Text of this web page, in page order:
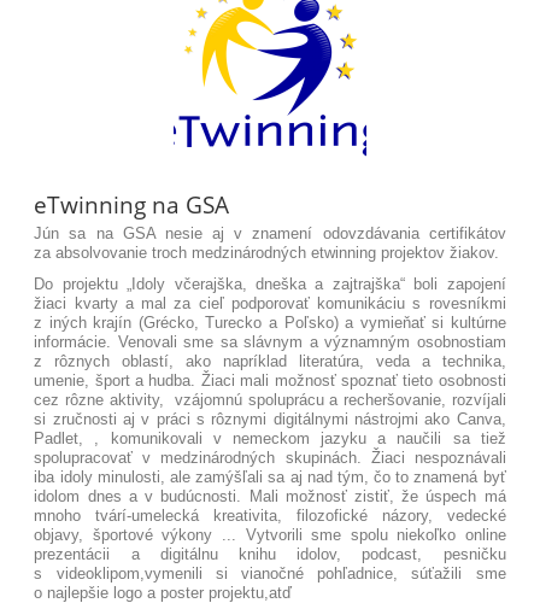
eTwinning na GSA
Jún sa na GSA nesie aj v znamení odovzdávania certifikátov
za absolvovanie troch medzinárodných etwinning projektov žiakov.
Do projektu „Idoly včerajška, dneška a zajtrajška“ boli zapojení
žiaci kvarty a mal za cieľ podporovať komunikáciu s rovesníkmi
z iných krajín (Grécko, Turecko a Poľsko) a vymieňať si kultúrne
informácie. Venovali sme sa slávnym a významným osobnostiam
z rôznych oblastí, ako napríklad literatúra, veda a technika,
umenie, šport a hudba. Žiaci mali možnosť spoznať tieto osobnosti
cez rôzne aktivity, vzájomnú spoluprácu a recheršovanie, rozvíjali
si zručnosti aj v práci s rôznymi digitálnymi nástrojmi ako Canva,
Padlet, , komunikovali v nemeckom jazyku a naučili sa tiež
spolupracovať v medzinárodných skupinách. Žiaci nespoznávali
iba idoly minulosti, ale zamýšľali sa aj nad tým, čo to znamená byť
idolom dnes a v budúcnosti. Mali možnosť zistiť, že úspech má
mnoho tvárí-umelecká kreativita, filozofické názory, vedecké
objavy, športové výkony ... Vytvorili sme spolu niekoľko online
prezentácii a digitálnu knihu idolov, podcast, pesničku
s videoklipom,vymenili si vianočné pohľadnice, súťažili sme
o najlepšie logo a poster projektu,atď